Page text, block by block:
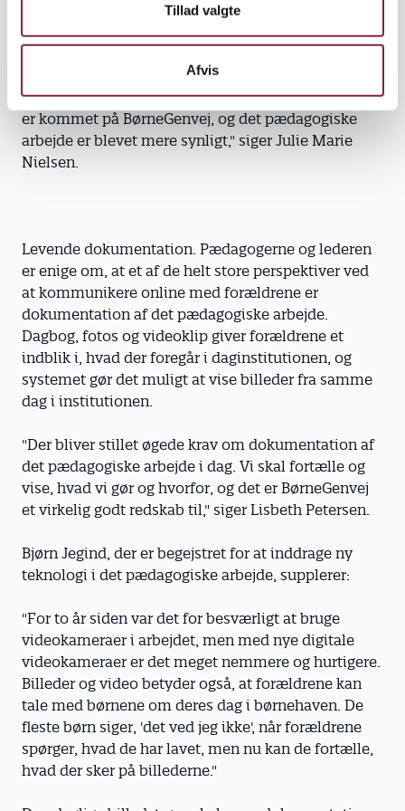
Tillad valgte
Afvis
Nielsen blandt andet skriver, at de ældste
vuggestuebørn har haft rytmik til formiddag.
"Tidligere sagde nogle forældre, at der aldrig sker
noget i vuggestuen. Men det er minimeret, efter vi
er kommet på BørneGenvej, og det pædagogiske
arbejde er blevet mere synligt," siger Julie Marie
Nielsen.
Levende dokumentation. Pædagogerne og lederen
er enige om, at et af de helt store perspektiver ved
at kommunikere online med forældrene er
dokumentation af det pædagogiske arbejde.
Dagbog, fotos og videoklip giver forældrene et
indblik i, hvad der foregår i daginstitutionen, og
systemet gør det muligt at vise billeder fra samme
dag i institutionen.
"Der bliver stillet øgede krav om dokumentation af
det pædagogiske arbejde i dag. Vi skal fortælle og
vise, hvad vi gør og hvorfor, og det er BørneGenvej
et virkelig godt redskab til," siger Lisbeth Petersen.
Bjørn Jegind, der er begejstret for at inddrage ny
teknologi i det pædagogiske arbejde, ­supplerer:
"For to år siden var det for besværligt at bruge
videokameraer i arbejdet, men med nye digitale
videokameraer er det meget nemmere og hurtigere.
Billeder og video betyder også, at forældrene kan
tale med børnene om deres dag i børnehaven. De
fleste børn siger, 'det ved jeg ikke', når forældrene
spørger, hvad de har lavet, men nu kan de fortælle,
hvad der sker på billederne."